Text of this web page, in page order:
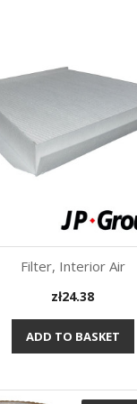
Quick view
Filter, Interior Air
Price
zł24.38
ADD TO BASKET